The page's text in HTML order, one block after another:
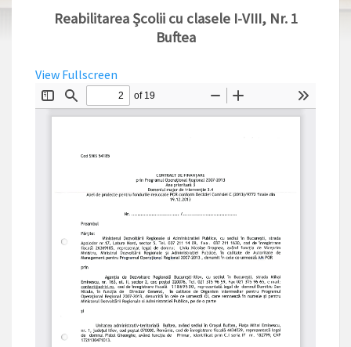
Reabilitarea Școlii cu clasele I-VIII, Nr. 1
Buftea
View Fullscreen